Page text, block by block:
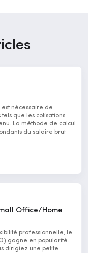
nécessaire de
que les cotisations
La méthode de calcul
du salaire brut
Office/Home
professionnelle, le
gagne en popularité.
dirigiez une petite